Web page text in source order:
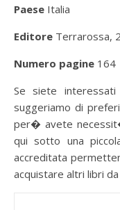
Paese Italia
Editore Terrarossa,
Numero pagine 164
Se siete
suggeriamo di
per� avete
qui sotto una
accreditata
acquistare altri libri